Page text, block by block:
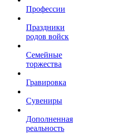
Профессии
Праздники
родов войск
Семейные
торжества
Гравировка
Сувениры
Дополненная
реальность